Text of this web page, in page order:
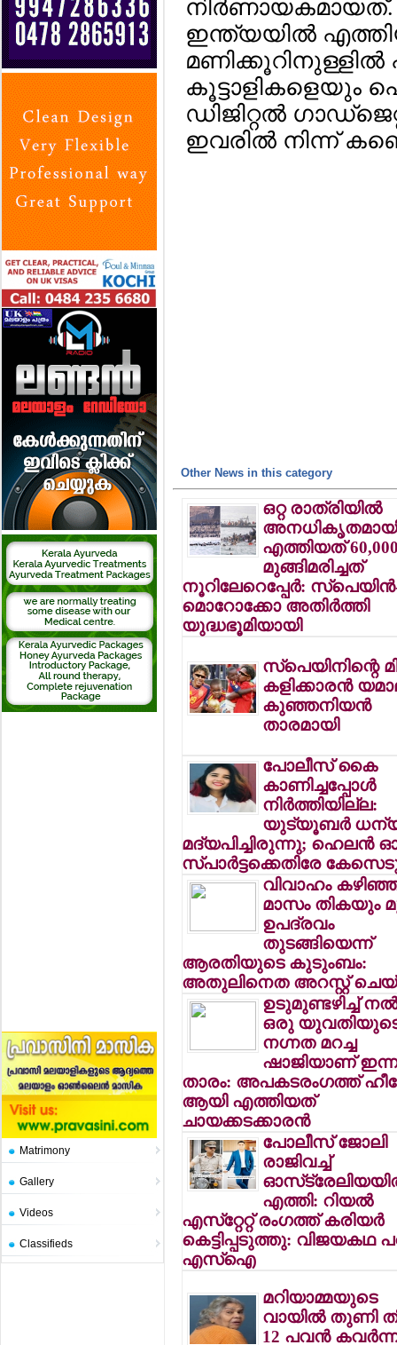
Matrimony
Gallery
Videos
Classifieds
നിര്‍ണായകമായത്.
ഇന്ത്യയില്‍
കൂട്ടാളികളെയും
ഡിജിറ്റല്‍
ഇവരില്‍ നിന്ന്
Other News in this category
ഒറ്റ രാത്രിയില്‍
എത്തിയത്
മുങ്ങിമരിച്ചത്
നൂറിലേറെപ്പേര്‍:
മൊറോക്കോ അതിര്‍ത്തി
യുദ്ധഭൂമിയായി
സ്‌പെയിനിന്റെ
കളിക്കാരന്‍
കുഞ്ഞനിയന്‍
താരമായി
പോലീസ് കൈ
കാണിച്ചപ്പോള്‍
നിര്‍ത്തിയില്ല:
യുട്യൂബര്‍
മദ്യപിച്ചിരുന്നു; ഹെലന്‍
സ്പാര്‍ട്ടക്കെതിരേ
വിവാഹം
മാസം തികയും
ഉപദ്രവം
തുടങ്ങിയെന്ന്
ആരതിയുടെ കുടുംബം:
അതുലിനെത അറസ്റ്റ്
ഉടുമുണ്ടഴിച്ച്
ഒരു
നഗ്നത മറച്ച
ഷാജിയാണ്
താരം: അപകടരംഗത്ത്
ആയി എത്തിയത്
ചായക്കടക്കാരന്‍
പോലീസ് ജോലി
രാജിവച്ച്
എത്തി: റിയല്‍
എസ്‌റ്റേറ്റ് രംഗത്ത് കരിയര്‍
കെട്ടിപ്പടുത്തു: വിജയകഥ
എസ്‌ഐ
മറിയാമ്മയുടെ
വായില്‍ തുണി
12 പവന്‍